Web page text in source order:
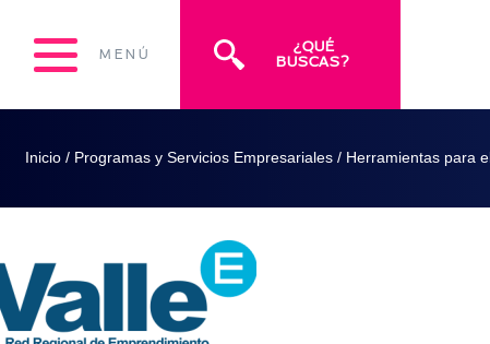
MENÚ
¿QUÉ
BUSCAS?
Inicio / Programas y Servicios Empresariales / Herramientas para